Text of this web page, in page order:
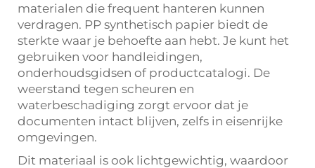
materialen die frequent hanteren kunnen
verdragen. PP synthetisch papier biedt de
sterkte waar je behoefte aan hebt. Je kunt het
gebruiken voor handleidingen,
onderhoudsgidsen of productcatalogi. De
weerstand tegen scheuren en
waterbeschadiging zorgt ervoor dat je
documenten intact blijven, zelfs in eisenrijke
omgevingen.
Dit materiaal is ook lichtgewichtig, waardoor